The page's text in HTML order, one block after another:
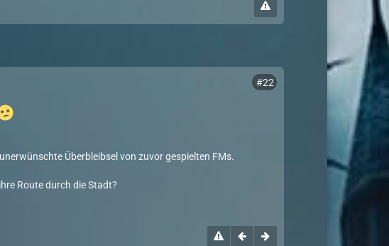
#22
Überbleibsel von zuvor gespielten FMs.
Route durch die Stadt?